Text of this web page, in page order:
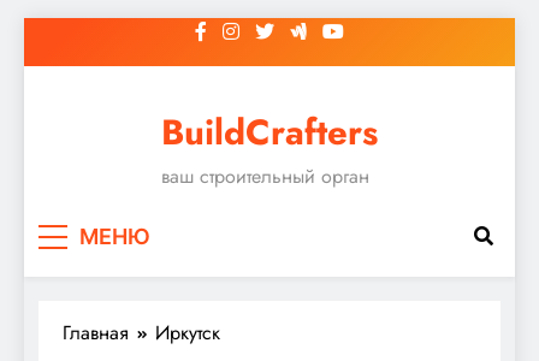
к
BuildCrafters
ваш строительный орган
МЕНЮ
Главная Иркутск